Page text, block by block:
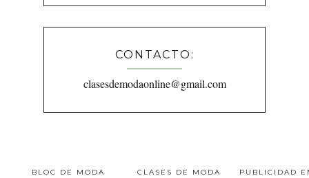
CONTACTO:
clasesdemodaonline@gmail.com
BLOC DE MODA CLASES DE MODA PUBLICIDAD